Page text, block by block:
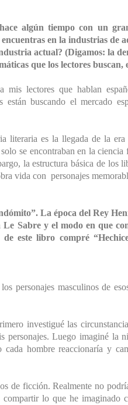
algún tiempo con un
en la industrias de
actual? (Digamos: la
que los lectores buscan,
mis lectores que hablan
están buscando el mercado
literaria es la llegada de la era
se encontraban en la ciencia
la estructura básica de los
vida con personajes
La época del Rey
Sabre y el modo en que
este libro compré
personajes masculinos de
investigué las
personajes. Luego imaginé la
hombre reaccionaría y
de ficción. Realmente no
lo que he imaginado